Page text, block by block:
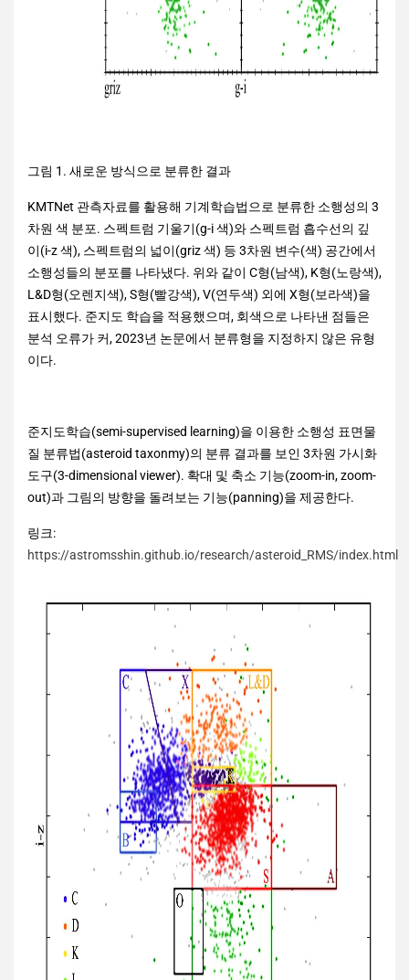
그림 1. 새로운 방식으로 분류한 결과
KMTNet 관측자료를 활용해 기계학습법으로 분류한 소행성의 3
차원 색 분포. 스펙트럼 기울기(g-i 색)와 스펙트럼 흡수선의 깊
이(i-z 색), 스펙트럼의 넓이(griz 색) 등 3차원 변수(색) 공간에서
소행성들의 분포를 나타냈다. 위와 같이 C형(남색), K형(노랑색),
L&D형(오렌지색), S형(빨강색), V(연두색) 외에 X형(보라색)을
표시했다. 준지도 학습을 적용했으며, 회색으로 나타낸 점들은
분석 오류가 커, 2023년 논문에서 분류형을 지정하지 않은 유형
이다.
준지도학습(semi-supervised learning)을 이용한 소행성 표면물
질 분류법(asteroid taxonmy)의 분류 결과를 보인 3차원 가시화
도구(3-dimensional viewer). 확대 및 축소 기능(zoom-in, zoom-
out)과 그림의 방향을 돌려보는 기능(panning)을 제공한다.
링크:
https://astromsshin.github.io/research/asteroid_RMS/index.html